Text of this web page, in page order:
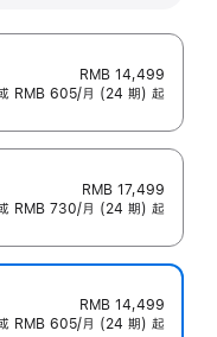
RMB 14,499
RMB 605/月 (24 期) 起
RMB 17,499
RMB 730/月 (24 期) 起
RMB 14,499
RMB 605/月 (24 期) 起